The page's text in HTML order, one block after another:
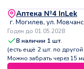
Аптека №4 InLek
г. Могилев, ул.
Годен до 01.05.2028
В наличии 1 шт.
(есть ещё 2шт. по
Можно забрать через 15